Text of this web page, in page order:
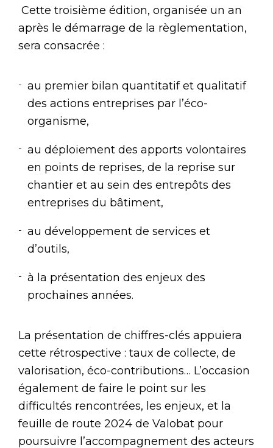
Cette troisième édition, organisée un an
après le démarrage de la règlementation,
sera consacrée :
au premier bilan quantitatif et qualitatif
des actions entreprises par l’éco-
organisme,
au déploiement des apports volontaires
en points de reprises, de la reprise sur
chantier et au sein des entrepôts des
entreprises du bâtiment,
au développement de services et
d’outils,
à la présentation des enjeux des
prochaines années.
La présentation de chiffres-clés appuiera
cette rétrospective : taux de collecte, de
valorisation, éco-contributions… L’occasion
également de faire le point sur les
difficultés rencontrées, les enjeux, et la
feuille de route 2024 de Valobat pour
poursuivre l’accompagnement des acteurs